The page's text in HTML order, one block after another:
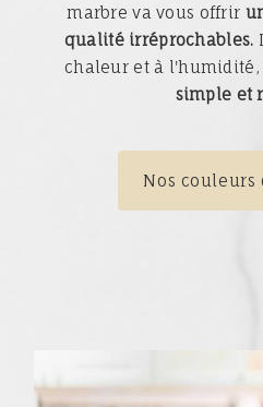
marbre va vous offrir
qualité irréprochables.
chaleur et à l'humidité,
simple et
Nos couleurs